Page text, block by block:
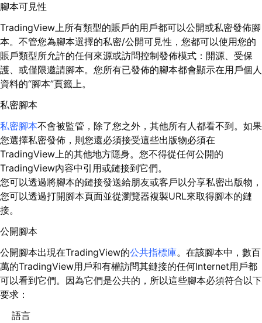
腳本可見性
TradingView上所有類型的賬戶的用戶都可以公開或私密發佈腳
本。不管您為腳本選擇的私密/公開可見性，您都可以使用您的
賬戶類型所允許的任何來源或訪問控制發佈模式：開源、受保
護、或僅限邀請腳本。您所有已發佈的腳本都會顯示在用戶個人
資料的“腳本”頁籤上。
私密腳本
私密腳本不會被監管，除了您之外，其他所有人都看不到。如果
您選擇私密發佈，則您還必須接受這些出版物必須在
TradingView上的其他地方隱身。您不得從任何公開的
TradingView內容中引用或鏈接到它們。
您可以透過將腳本的鏈接發送給朋友或客戶以分享私密出版物，
您可以透過打開腳本頁面並從瀏覽器複製URL來取得腳本的鏈
接。
公開腳本
公開腳本出現在TradingView的公共指標庫。在該腳本中，數百
萬的TradingView用戶和有權訪問其鏈接的任何Internet用戶都
可以看到它們。因為它們是公共的，所以這些腳本必須符合以下
要求：
語言